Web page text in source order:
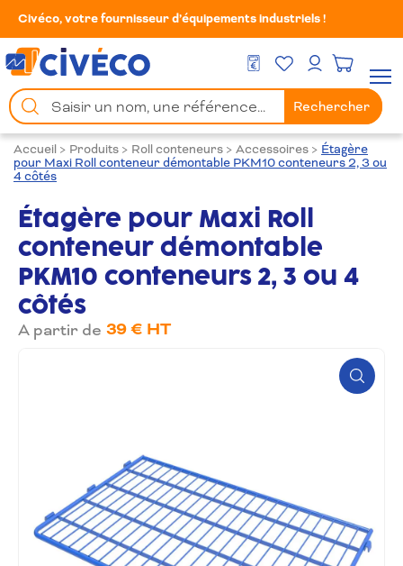
Civéco, votre fournisseur d’équipements industriels !
DEVIS GRATUIT
Mes FavorisMon compte
Chercher
un
produit
Rechercher
Accueil > Produits > Roll conteneurs > Accessoires > Étagère
pour Maxi Roll conteneur démontable PKM10 conteneurs 2, 3 ou
4 côtés
Étagère pour Maxi Roll
conteneur démontable
PKM10 conteneurs 2, 3 ou 4
côtés
A partir de 39 € HT
Zoom